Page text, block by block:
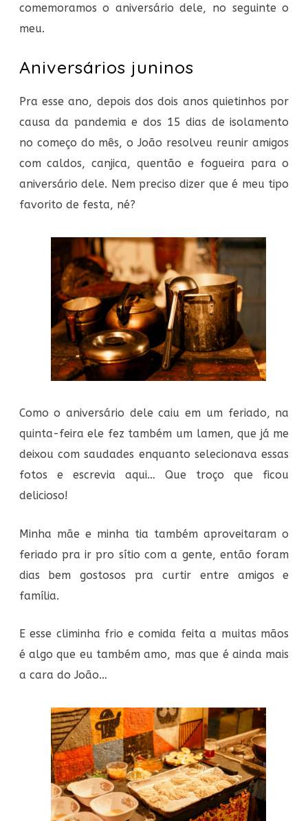
comemoramos o aniversário dele, no seguinte o
meu.
Aniversários juninos
Pra esse ano, depois dos dois anos quietinhos por
causa da pandemia e dos 15 dias de isolamento
no começo do mês, o João resolveu reunir amigos
com caldos, canjica, quentão e fogueira para o
aniversário dele. Nem preciso dizer que é meu tipo
favorito de festa, né?
Como o aniversário dele caiu em um feriado, na
quinta-feira ele fez também um lamen, que já me
deixou com saudades enquanto selecionava essas
fotos e escrevia aqui… Que troço que ficou
delicioso!
Minha mãe e minha tia também aproveitaram o
feriado pra ir pro sítio com a gente, então foram
dias bem gostosos pra curtir entre amigos e
família.
E esse climinha frio e comida feita a muitas mãos
é algo que eu também amo, mas que é ainda mais
a cara do João…